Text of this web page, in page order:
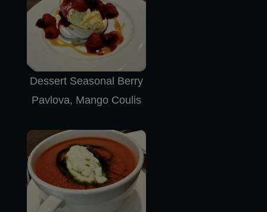
Dessert Seasonal Berry
Pavlova, Mango Coulis